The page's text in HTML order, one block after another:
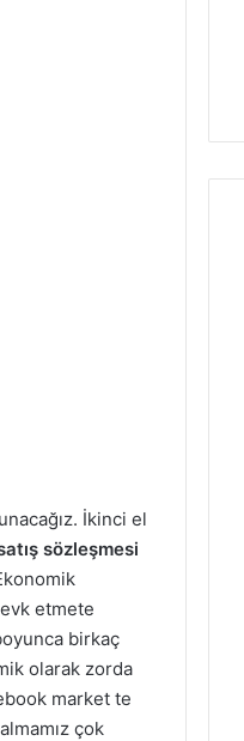
İkinci el
sözleşmesi
etmete
birkaç
olarak zorda
market te
çok